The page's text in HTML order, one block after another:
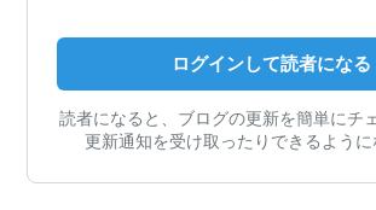
ログインして読者になる
読者になると、ブログの更新を簡単にチ
更新通知を受け取ったりできるように